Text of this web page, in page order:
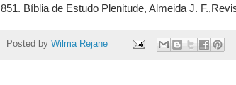
851. Bíblia de Estudo Plenitude, Almeida J.
Posted by Wilma Rejane